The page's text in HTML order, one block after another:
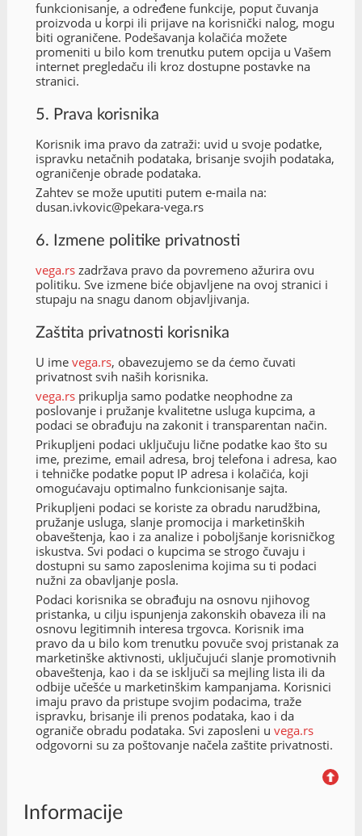
funkcionisanje, a određene funkcije, poput čuvanja
proizvoda u korpi ili prijave na korisnički nalog, mogu
biti ograničene. Podešavanja kolačića možete
promeniti u bilo kom trenutku putem opcija u Vašem
internet pregledaču ili kroz dostupne postavke na
stranici.
5. Prava korisnika
Korisnik ima pravo da zatraži: uvid u svoje podatke,
ispravku netačnih podataka, brisanje svojih podataka,
ograničenje obrade podataka.
Zahtev se može uputiti putem e-maila na:
dusan.ivkovic@pekara-vega.rs
6. Izmene politike privatnosti
vega.rs zadržava pravo da povremeno ažurira ovu
politiku. Sve izmene biće objavljene na ovoj stranici i
stupaju na snagu danom objavljivanja.
Zaštita privatnosti korisnika
U ime vega.rs, obavezujemo se da ćemo čuvati
privatnost svih naših korisnika.
vega.rs prikuplja samo podatke neophodne za
poslovanje i pružanje kvalitetne usluga kupcima, a
podaci se obrađuju na zakonit i transparentan način.
Prikupljeni podaci uključuju lične podatke kao što su
ime, prezime, email adresa, broj telefona i adresa, kao
i tehničke podatke poput IP adresa i kolačića, koji
omogućavaju optimalno funkcionisanje sajta.
Prikupljeni podaci se koriste za obradu narudžbina,
pružanje usluga, slanje promocija i marketinških
obaveštenja, kao i za analize i poboljšanje korisničkog
iskustva. Svi podaci o kupcima se strogo čuvaju i
dostupni su samo zaposlenima kojima su ti podaci
nužni za obavljanje posla.
Podaci korisnika se obrađuju na osnovu njihovog
pristanka, u cilju ispunjenja zakonskih obaveza ili na
osnovu legitimnih interesa trgovca. Korisnik ima
pravo da u bilo kom trenutku povuče svoj pristanak za
marketinške aktivnosti, uključujući slanje promotivnih
obaveštenja, kao i da se isključi sa mejling lista ili da
odbije učešće u marketinškim kampanjama. Korisnici
imaju pravo da pristupe svojim podacima, traže
ispravku, brisanje ili prenos podataka, kao i da
ograniče obradu podataka. Svi zaposleni u vega.rs
odgovorni su za poštovanje načela zaštite privatnosti.
Informacije